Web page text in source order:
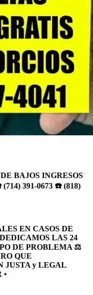
BAJOS INGRESOS
391-0673 ☎️ (818)
EN CASOS DE
DEDICAMOS LAS 24
DE PROBLEMA ⚖️
QUE
JUSTA y LEGAL
•